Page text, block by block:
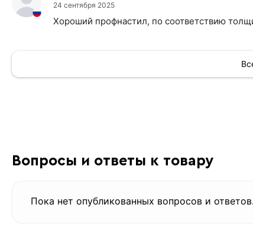
24 сентября 2025
Хороший профнастил, по соответствию
Вопросы и ответы к товару
Пока нет опубликованных вопросов и ответов.